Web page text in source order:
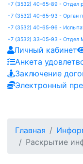
+7 (3532) 40-65-89 - Отдел
+7 (3532) 40-65-93 - Орган
+7 (3532) 40-65-96 -
+7 (3532) 33-05-93 - Отдел
Личный кабинет
Анкета
Заключение
Электронный
Главная
Раскрытие